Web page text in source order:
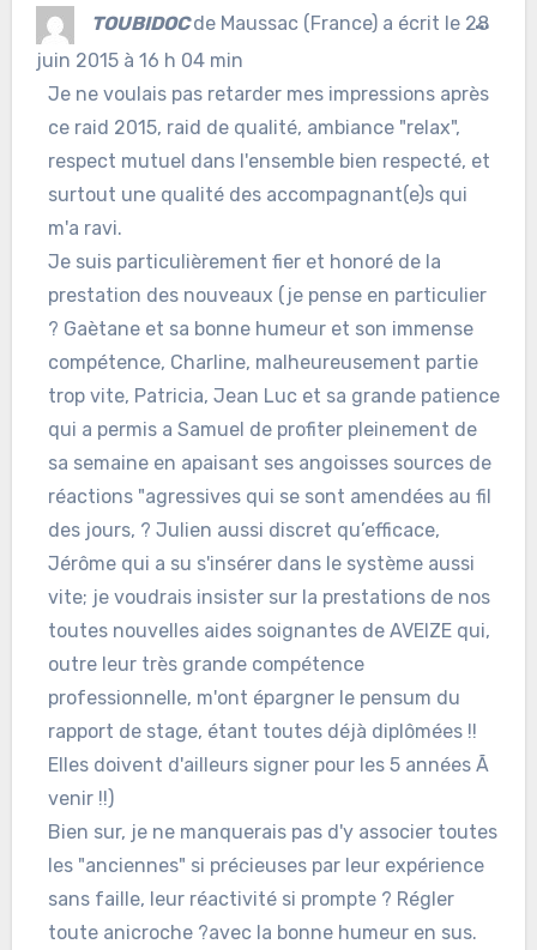
TOUBIDOC de Maussac (France) a écrit le28
juin 2015 à 16 h 04 min
Je ne voulais pas retarder mes impressions après
ce raid 2015, raid de qualité, ambiance "relax",
respect mutuel dans l'ensemble bien respecté, et
surtout une qualité des accompagnant(e)s qui
m'a ravi.
Je suis particulièrement fier et honoré de la
prestation des nouveaux (je pense en particulier
? Gaètane et sa bonne humeur et son immense
compétence, Charline, malheureusement partie
trop vite, Patricia, Jean Luc et sa grande patience
qui a permis a Samuel de profiter pleinement de
sa semaine en apaisant ses angoisses sources de
réactions "agressives qui se sont amendées au fil
des jours, ? Julien aussi discret qu’efficace,
Jérôme qui a su s'insérer dans le système aussi
vite; je voudrais insister sur la prestations de nos
toutes nouvelles aides soignantes de AVEIZE qui,
outre leur très grande compétence
professionnelle, m'ont épargner le pensum du
rapport de stage, étant toutes déjà diplômées !!
Elles doivent d'ailleurs signer pour les 5 années Ã
venir !!)
Bien sur, je ne manquerais pas d'y associer toutes
les "anciennes" si précieuses par leur expérience
sans faille, leur réactivité si prompte ? Régler
toute anicroche ?avec la bonne humeur en sus.
...
boîte